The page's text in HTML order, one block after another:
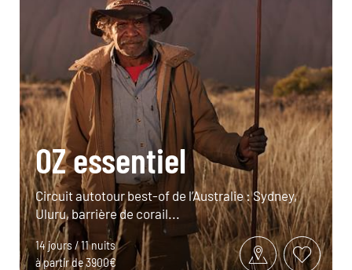
OZ essentiel
Circuit autotour best-of de l’Australie : Sydney,
Uluru, barrière de corail...
14 jours / 11 nuits
à partir de 3900€